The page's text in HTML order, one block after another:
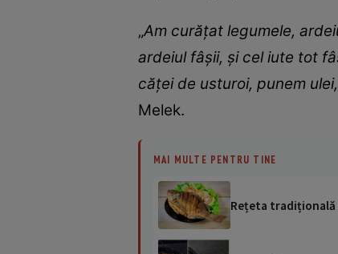
„Am curățat legumele,
ardeiul fâșii, și cel iute tot
căței de usturoi, punem
Melek.
MAI MULTE PENTRU TINE
Rețeta tradițională